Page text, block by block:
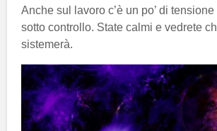
Anche sul lavoro c’è un po’ di
sotto controllo. State calmi e vedrete
sistemerà.